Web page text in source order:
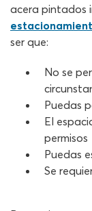
acera pintados
ser que:
No se
Puedas
El
permisos
Puedas
Se